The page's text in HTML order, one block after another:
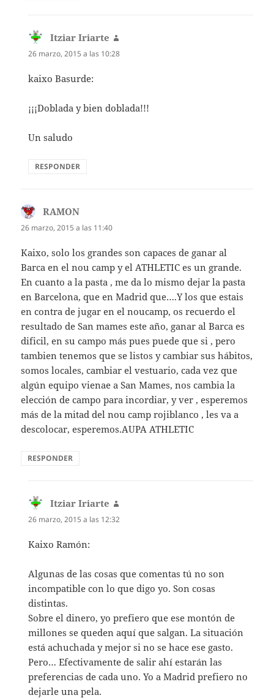
Itziar Iriarte
26 marzo, 2015 a las 10:28
kaixo Basurde:
¡¡¡Doblada y bien doblada!!!
Un saludo
RESPONDER
RAMON
26 marzo, 2015 a las 11:40
Kaixo, solo los grandes son capaces de ganar al
Barca en el nou camp y el ATHLETIC es un grande.
En cuanto a la pasta , me da lo mismo dejar la pasta
en Barcelona, que en Madrid que….Y los que estais
en contra de jugar en el noucamp, os recuerdo el
resultado de San mames este año, ganar al Barca es
dificil, en su campo más pues puede que si , pero
tambien tenemos que se listos y cambiar sus hábitos,
somos locales, cambiar el vestuario, cada vez que
algún equipo vienae a San Mames, nos cambia la
elección de campo para incordiar, y ver , esperemos
más de la mitad del nou camp rojiblanco , les va a
descolocar, esperemos.AUPA ATHLETIC
RESPONDER
Itziar Iriarte
26 marzo, 2015 a las 12:32
Kaixo Ramón:
Algunas de las cosas que comentas tú no son
incompatible con lo que digo yo. Son cosas
distintas.
Sobre el dinero, yo prefiero que ese montón de
millones se queden aquí que salgan. La situación
está achuchada y mejor si no se hace ese gasto.
Pero… Efectivamente de salir ahí estarán las
preferencias de cada uno. Yo a Madrid prefiero no
dejarle una pela.